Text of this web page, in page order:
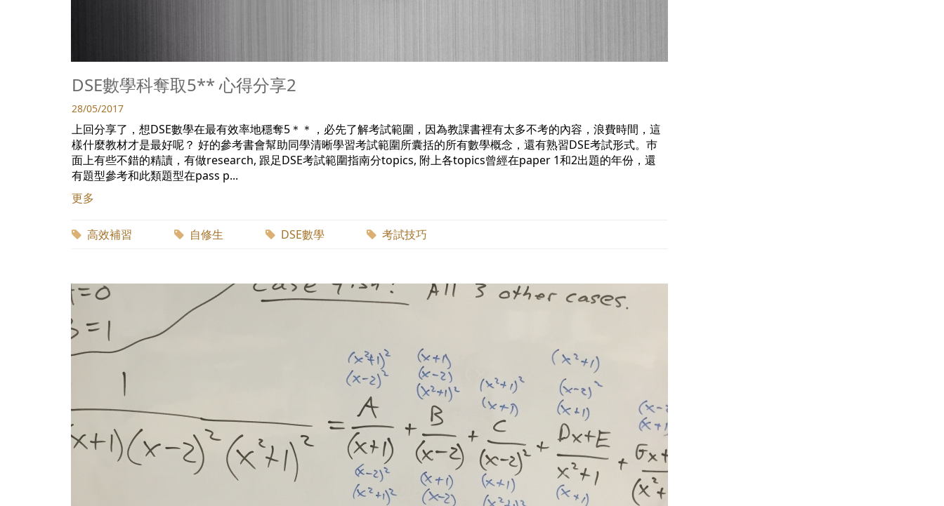
DSE數學科奪取5** 心得分享2
28/05/2017
上回分享了，想DSE數學在最有效率地穩奪5＊＊，必先了解考試範圍，因為教課書裡有太多不考的內容，浪費時間，這
樣什麼教材才是最好呢？ 好的參考書會幫助同學清晰學習考試範圍所囊括的所有數學概念，還有熟習DSE考試形式。巿
面上有些不錯的精讀，有做research, 跟足DSE考試範圍指南分topics, 附上各topics曾經在paper 1和2出題的年份，還
有題型參考和此類題型在pass p...
更多
高效補習 自修生 DSE數學 考試技巧